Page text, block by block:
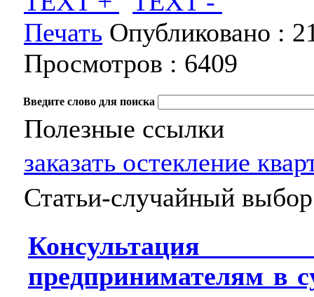
Печать Опубликовано :
Просмотров : 6409
Введите слово для поиска
Полезные ссылки
заказать остекление
Статьи-случайный выбор
Консультация
предпринимателям в